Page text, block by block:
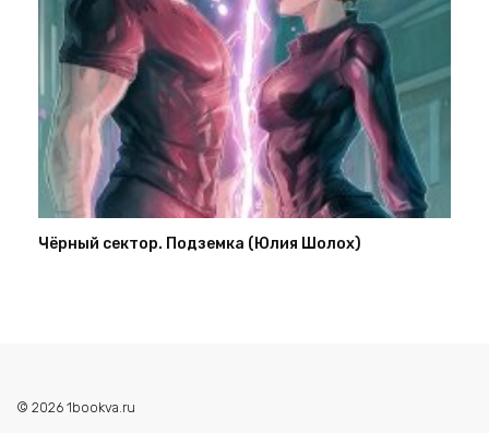
Чёрный сектор. Подземка (Юлия Шолох)
© 2026 1bookva.ru